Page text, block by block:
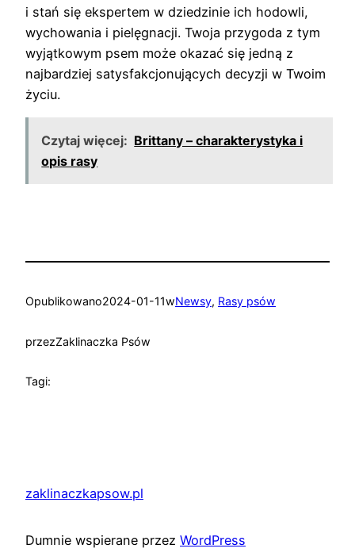
i stań się ekspertem w dziedzinie ich hodowli,
wychowania i pielęgnacji. Twoja przygoda z tym
wyjątkowym psem może okazać się jedną z
najbardziej satysfakcjonujących decyzji w Twoim
życiu.
Czytaj więcej: Brittany – charakterystyka i
opis rasy
Opublikowano2024-01-11wNewsy, Rasy psów
przezZaklinaczka Psów
Tagi:
zaklinaczkapsow.pl
Dumnie wspierane przez WordPress